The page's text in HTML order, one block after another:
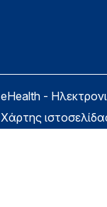
eHealth -
Χάρτης